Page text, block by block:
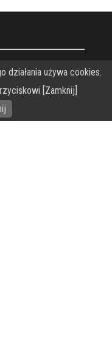
www WordPress
działania używa cookies.
[Zamknij]